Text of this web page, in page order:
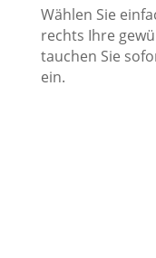
Wählen Sie
rechts Ihre
tauchen Sie
ein.